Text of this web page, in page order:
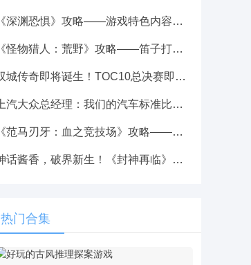
《深渊恐惧》攻略——游戏特色内容介绍
《怪物猎人：荒野》攻略——笛子打黑丝技巧分享
双城传奇即将诞生！TOC10总决赛即将开启，谁会是新的主角？
上汽大众总经理：我们的汽车标准比国产车高 在国内降本机会多的是
《范马刃牙：血之竞技场》攻略——游戏下载网址介绍
神话酱香，破界新生！《封神再临》攻略——×无忧酒业正式官宣联名！
热门合集